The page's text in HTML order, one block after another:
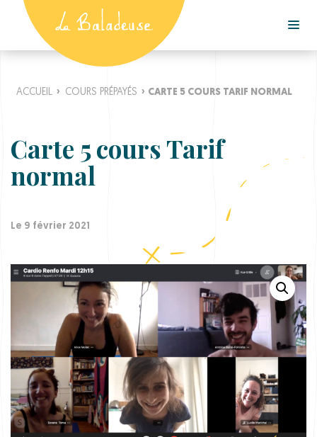
ACCUEIL › COURS PRÉPAYÉS › CARTE 5 COURS TARIF NORMAL
Carte 5 cours Tarif
normal
Le 9 février 2021